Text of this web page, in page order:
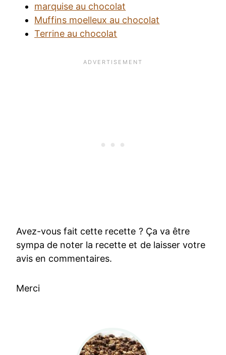
marquise au chocolat
Muffins moelleux au chocolat
Terrine au chocolat
Avez-vous fait cette recette ? Ça va être
sympa de noter la recette et de laisser votre
avis en commentaires.
Merci